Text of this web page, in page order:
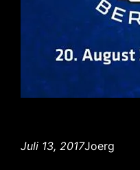
Juli 13, 2017Joerg